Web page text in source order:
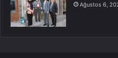
Ağustos 6,